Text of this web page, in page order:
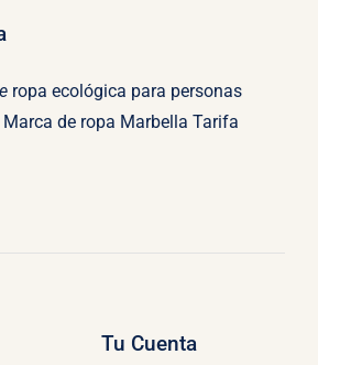
ropa ecológica para personas
de ropa Marbella Tarifa
Tu Cuenta